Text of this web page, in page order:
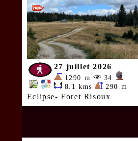
27 juillet 2026
1290 m
34
8.1 kms
290 m
Eclipse- Foret Risoux